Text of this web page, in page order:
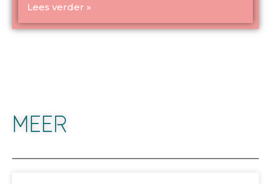
Lees verder »
MEER